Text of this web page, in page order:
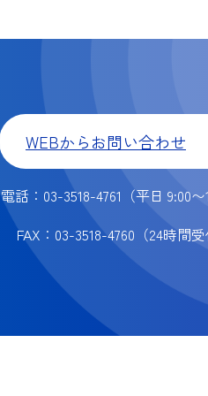
WEBからお問い合わせ
電話：03-3518-4761 （平日 9:00〜
FAX：03-3518-4760 （24時間受